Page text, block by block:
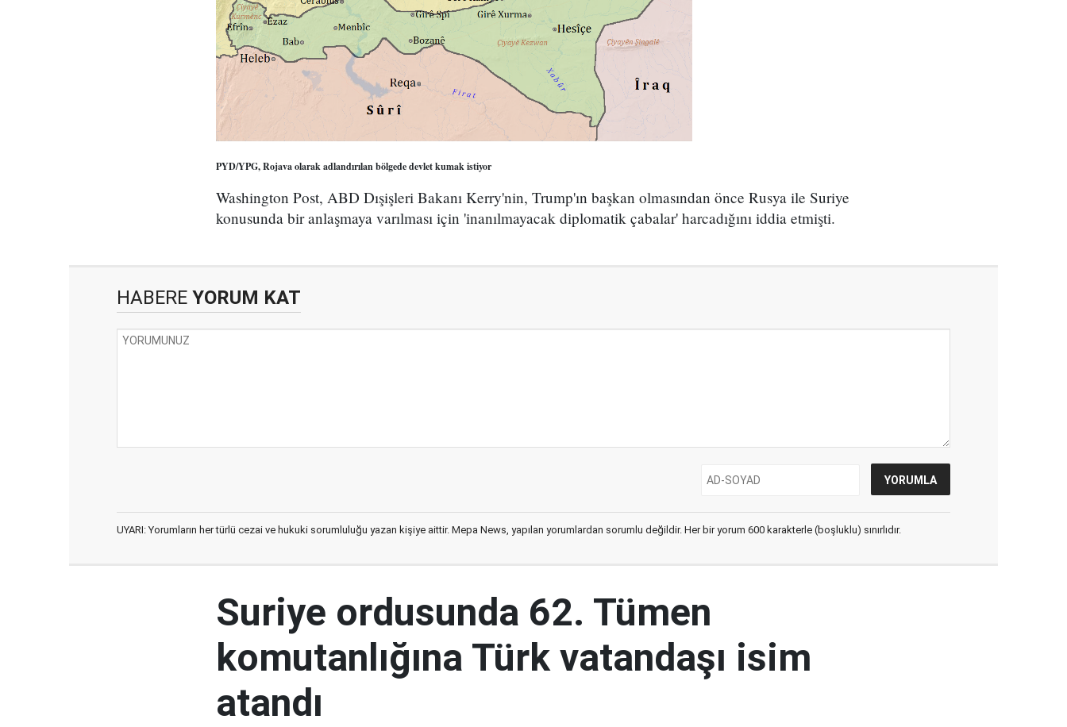
PYD/YPG, Rojava olarak adlandırılan bölgede devlet kumak istiyor
Washington Post, ABD Dışişleri Bakanı Kerry'nin, Trump'ın başkan olmasından önce Rusya ile Suriye
konusunda bir anlaşmaya varılması için 'inanılmayacak diplomatik çabalar' harcadığını iddia etmişti.
HABERE YORUM KAT
UYARI: Yorumların her türlü cezai ve hukuki sorumluluğu yazan kişiye aittir. Mepa News, yapılan yorumlardan sorumlu değildir. Her bir yorum 600 karakterle (boşluklu) sınırlıdır.
Suriye ordusunda 62. Tümen
komutanlığına Türk vatandaşı isim
atandı